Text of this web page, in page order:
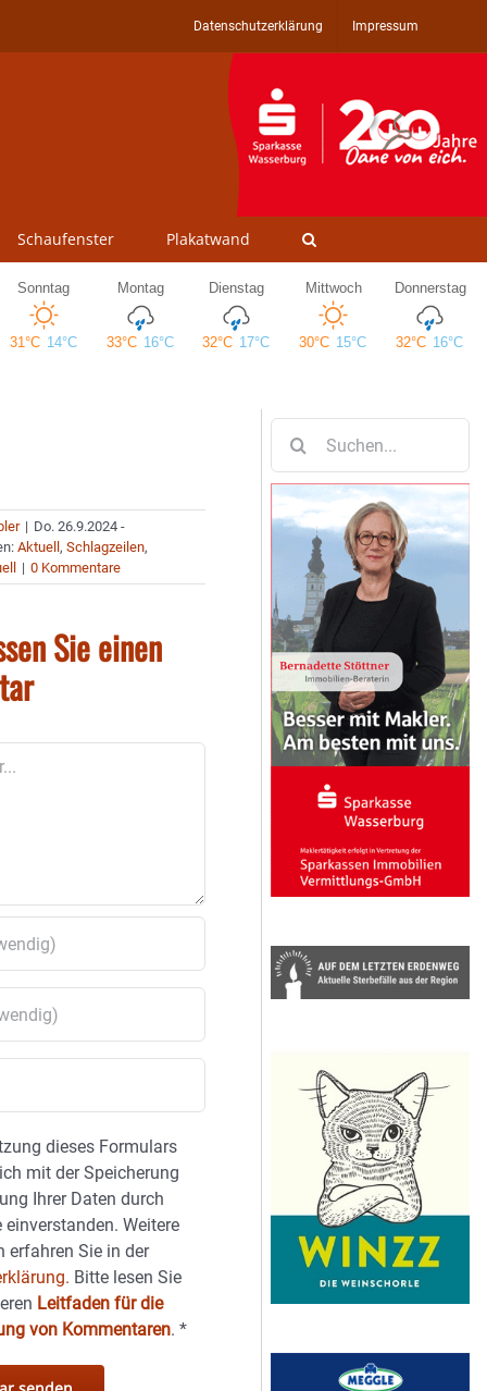
Datenschutzerklärung Impressum
Schaufenster Plakatwand
| Do. 26.9.2024 -
Aktuell,Schlagzeilen,
| 0 Kommentare
Sie einen
dieses Formulars
mit der Speicherung
Ihrer Daten durch
einverstanden. Weitere
erfahren Sie in der
Bitte lesen Sie
Leitfaden für die
von Kommentaren.*
nach: